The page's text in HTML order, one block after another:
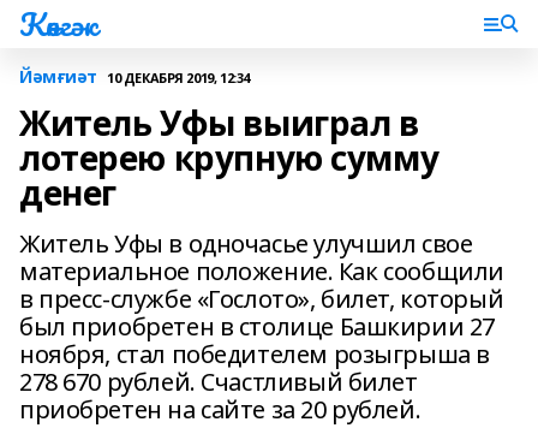
Көнгәк
Йәмғиәт 10 ДЕКАБРЯ 2019, 12:34
Житель Уфы выиграл в
лотерею крупную сумму
денег
Житель Уфы в одночасье улучшил свое
материальное положение. Как сообщили
в пресс-службе «Гослото», билет, который
был приобретен в столице Башкирии 27
ноября, стал победителем розыгрыша в
278 670 рублей. Счастливый билет
приобретен на сайте за 20 рублей.